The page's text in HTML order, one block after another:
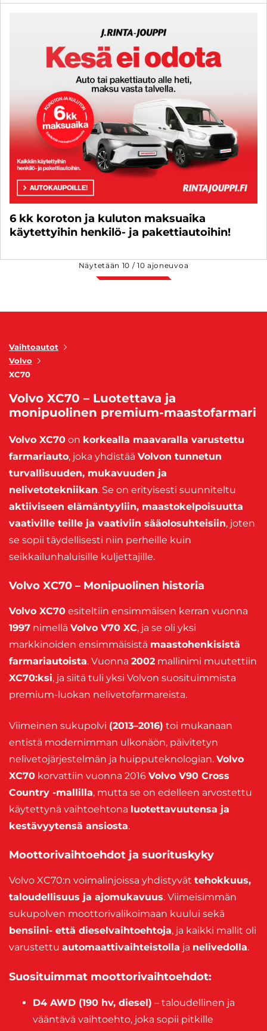
6 kk koroton ja kuluton maksuaika
käytettyihin henkilö- ja pakettiautoihin!
Näytetään 10 /10 ajoneuvoa
Vaihtoautot
Volvo
XC70
Volvo XC70 – Luotettava ja
monipuolinen premium-maastofarmari
Volvo XC70 on korkealla maavaralla varustettu
farmariauto, joka yhdistää Volvon tunnetun
turvallisuuden, mukavuuden ja
nelivetotekniikan. Se on erityisesti suunniteltu
aktiiviseen elämäntyyliin, maastokelpoisuutta
vaativille teille ja vaativiin sääolosuhteisiin, joten
se sopii täydellisesti niin perheille kuin
seikkailunhaluisille kuljettajille.
Volvo XC70 – Monipuolinen historia
Volvo XC70 esiteltiin ensimmäisen kerran vuonna
1997 nimellä Volvo V70 XC, ja se oli yksi
markkinoiden ensimmäisistä maastohenkisistä
farmariautoista. Vuonna 2002 mallinimi muutettiin
XC70:ksi, ja siitä tuli yksi Volvon suosituimmista
premium-luokan nelivetofarmareista.
Viimeinen sukupolvi (2013–2016) toi mukanaan
entistä modernimman ulkonäön, päivitetyn
nelivetojärjestelmän ja huipputeknologian. Volvo
XC70 korvattiin vuonna 2016 Volvo V90 Cross
Country -mallilla, mutta se on edelleen arvostettu
käytettynä vaihtoehtona luotettavuutensa ja
kestävyytensä ansiosta.
Moottorivaihtoehdot ja suorituskyky
Volvo XC70:n voimalinjoissa yhdistyvät tehokkuus,
taloudellisuus ja ajomukavuus. Viimeisimmän
sukupolven moottorivalikoimaan kuului sekä
bensiini- että dieselvaihtoehtoja, ja kaikki mallit oli
varustettu automaattivaihteistolla ja nelivedolla.
Suosituimmat moottorivaihtoehdot:
D4 AWD (190 hv, diesel) – taloudellinen ja
vääntävä vaihtoehto, joka sopii pitkille